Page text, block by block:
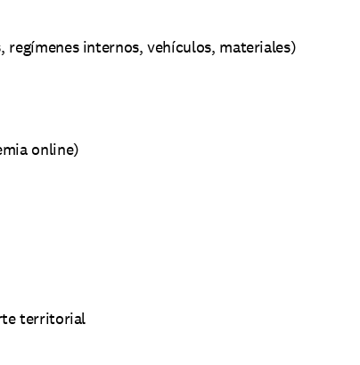
regímenes internos, vehículos, materiales)
online)
territorial